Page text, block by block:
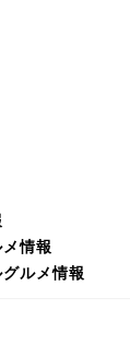
情報
ルメ情報